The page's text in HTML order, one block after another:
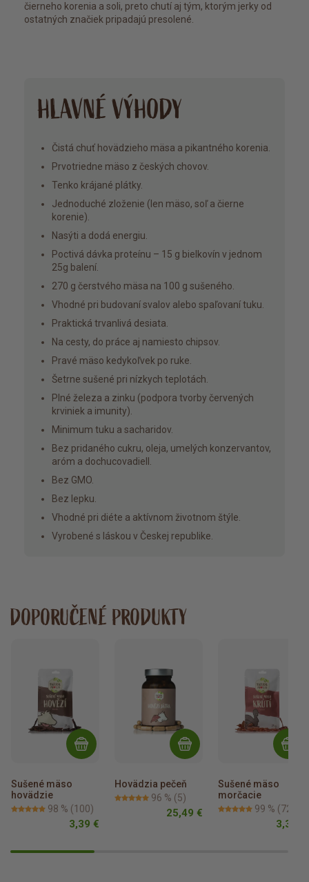
čierneho korenia a soli, preto chutí aj tým, ktorým jerky od
ostatných značiek pripadajú presolené.
HLAVNÉ VÝHODY
Čistá chuť hovädzieho mäsa a pikantného korenia.
Prvotriedne mäso z českých chovov.
Tenko krájané plátky.
Jednoduché zloženie (len mäso, soľ a čierne
korenie).
Nasýti a dodá energiu.
Poctivá dávka proteínu – 15 g bielkovín v jednom
25g balení.
270 g čerstvého mäsa na 100 g sušeného.
Vhodné pri budovaní svalov alebo spaľovaní tuku.
Praktická trvanlivá desiata.
Na cesty, do práce aj namiesto chipsov.
Pravé mäso kedykoľvek po ruke.
Šetrne sušené pri nízkych teplotách.
Plné železa a zinku (podpora tvorby červených
krviniek a imunity).
Minimum tuku a sacharidov.
Bez pridaného cukru, oleja, umelých konzervantov,
aróm a dochucovadiell.
Bez GMO.
Bez lepku.
Vhodné pri diéte a aktívnom životnom štýle.
Vyrobené s láskou v Českej republike.
DOPORUČENÉ PRODUKTY
Sušené mäso
hovädzie
98 % (100)
3,39 €
Hovädzia pečeň
96 % (5)
25,49 €
Sušené mäso
morčacie
99 % (72)
3,39 €